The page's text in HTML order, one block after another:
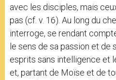
avec les disciples, mais
pas (cf. v. 16). Au long du
interroge, se rendant
le sens de sa passion et de
esprits sans intelligence et
et, partant de Moïse et de